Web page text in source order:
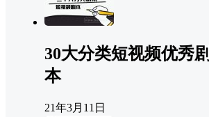
30大分类短视频优秀剧
本
21年3月11日